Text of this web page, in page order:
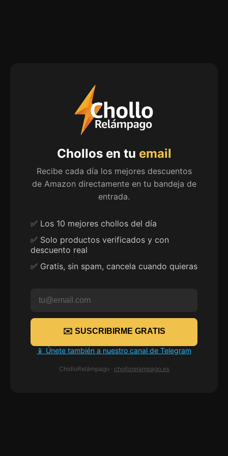
Chollos en tu email
Recibe cada día los mejores descuentos
de Amazon directamente en tu bandeja de
entrada.
Los 10 mejores chollos del día
Solo productos verificados y con
descuento real
Gratis, sin spam, cancela cuando quieras
✉️ SUSCRIBIRME GRATIS
📱 Únete también a nuestro canal de Telegram
CholloRelámpago · chollorelampago.es